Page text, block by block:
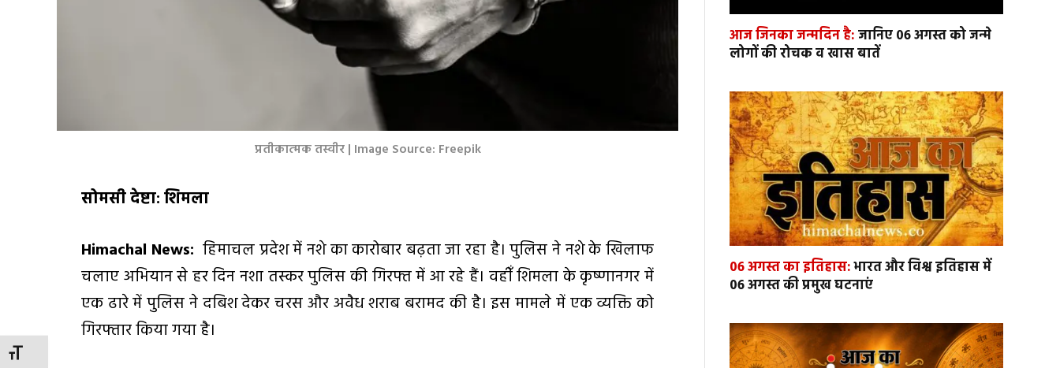
TOGGLE FONT SIZE
प्रतीकात्मक तस्वीर | Image Source: Freepik
सोमसी देष्टा: शिमला
Himachal News: हिमाचल प्रदेश में नशे का कारोबार बढ़ता जा रहा है। पुलिस ने नशे के खिलाफ
चलाए अभियान से हर दिन नशा तस्कर पुलिस की गिरफ्त में आ रहे हैं। वहीँ शिमला के कृष्णानगर में
एक ढारे में पुलिस ने दबिश देकर चरस और अवैध शराब बरामद की है। इस मामले में एक व्यक्ति को
गिरफ्तार किया गया है।
आज जिनका जन्मदिन है:जानिए 06 अगस्त को जन्मे
लोगों की रोचक व खास बातें
06 अगस्त का इतिहास:भारत और विश्व इतिहास में
06 अगस्त की प्रमुख घटनाएं